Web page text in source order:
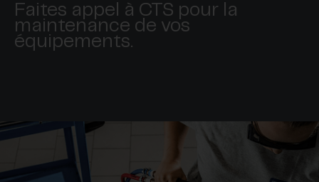
Faites appel à CTS pour la
maintenance de vos
équipements.